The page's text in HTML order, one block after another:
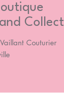
Collect
Couturier